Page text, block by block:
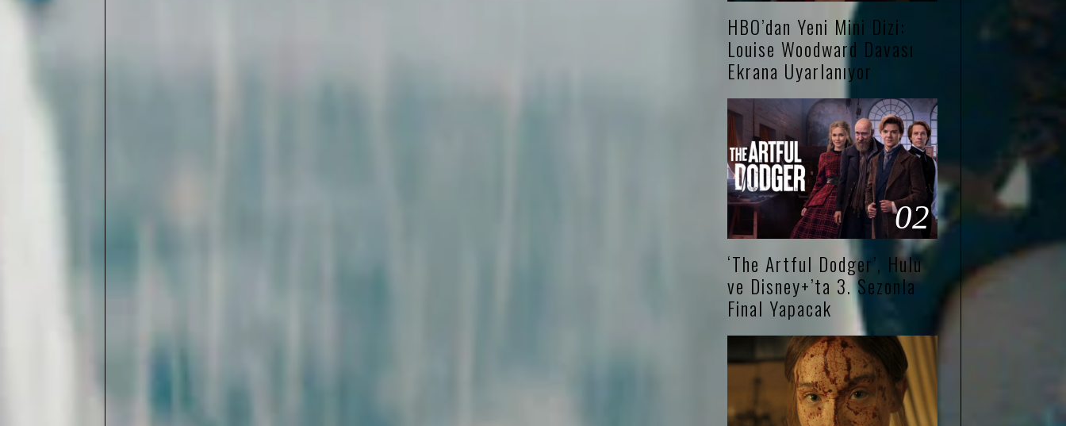
HBO’dan Yeni Mini Dizi:
Louise Woodward Davası
Ekrana Uyarlanıyor
02
‘The Artful Dodger’, Hulu
ve Disney+’ta 3. Sezonla
Final Yapacak